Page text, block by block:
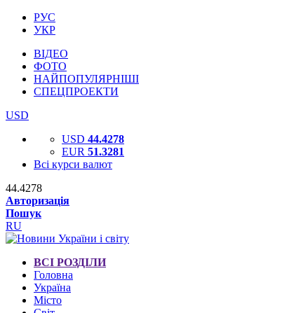
РУС
УКР
ВІДЕО
ФОТО
НАЙПОПУЛЯРНІШІ
СПЕЦПРОЕКТИ
USD
USD 44.4278
EUR 51.3281
Всі курси валют
44.4278
Авторизація
Пошук
RU
ВСІ РОЗДІЛИ
Головна
Україна
Місто